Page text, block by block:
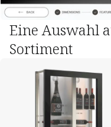
Eine Auswahl
Sortiment